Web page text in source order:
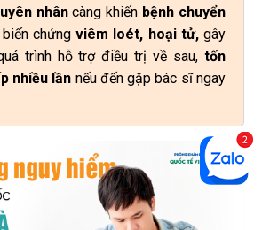
nhâncàng khiến bệnh chuyển
biến chứngviêm loét, hoại tử,gây
trình hỗ trợ điều trị về sau, tốn
nhiều lần nếu đến gặp bác sĩ ngay